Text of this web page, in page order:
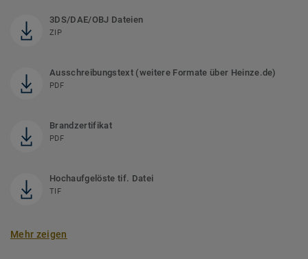
3DS/DAE/OBJ Dateien
ZIP
Ausschreibungstext (weitere Formate über Heinze.de)
PDF
Brandzertifikat
PDF
Hochaufgelöste tif. Datei
TIF
Mehr zeigen